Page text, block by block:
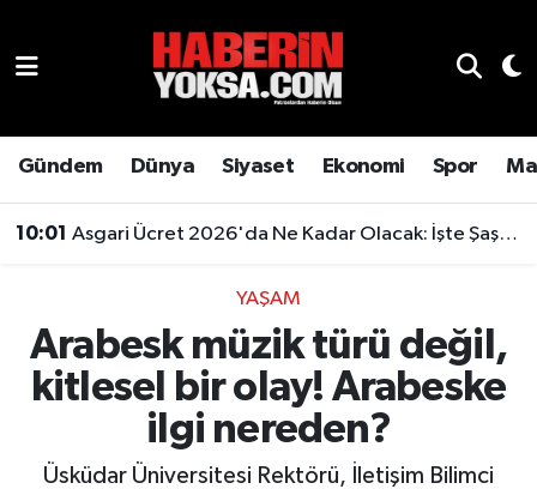
Gündem Dünya Siyaset Ekonomi Spor
10:01 Asgari Ücret 2026'da Ne Kadar Olacak: İşte Şaşırtan Rakam
YAŞAM
Arabesk müzik türü değil,
kitlesel bir olay! Arabeske
ilgi nereden?
Üsküdar Üniversitesi Rektörü, İletişim Bilimci
Genel
Gündem
Magazin
Hava Durumu
Son Dakika Haberleri
Haber Arşivi